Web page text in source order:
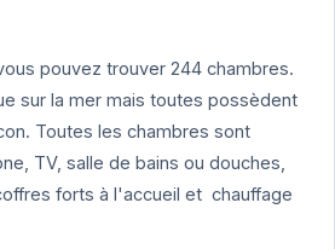
pouvez trouver 244 chambres.
sur la mer mais toutes possèdent
Toutes les chambres sont
TV, salle de bains ou douches,
forts à l'accueil et chauffage